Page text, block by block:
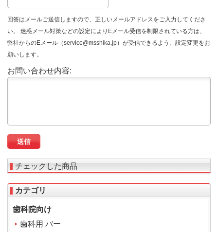
回答はメールご送信しますので、正しいメールアドレスをご入力してくださ
い。 迷惑メール対策などの設定によりEメール受信を制限されている方は、
弊社からのEメール（service@msshika.jp）が受信できるよう、設定変更をお
願いします。
お問い合わせ内容:
チェックした商品
カテゴリ
歯科院向け
歯科用 バー